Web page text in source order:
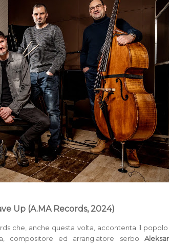
Up (A.MA Records, 2024)
che, anche questa volta, accontenta il
compositore ed arrangiatore serbo